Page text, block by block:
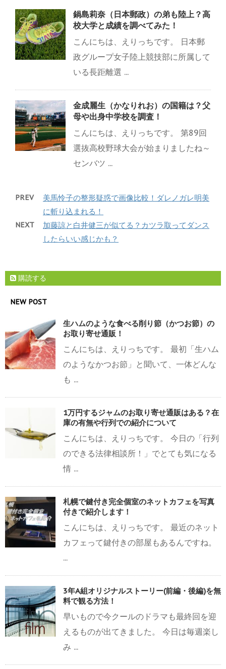
鍋島莉奈（日本郵政）の弟も陸上？高
校大学と成績を調べてみた！
こんにちは、えりっちです。 日本郵
政グループ女子陸上競技部に所属して
いる長距離選 ...
金成麗生（かなりれお）の国籍は？父
母や出身中学校を調査！
こんにちは、えりっちです。 第89回
選抜高校野球大会が始まりましたね～
センバツ ...
PREV
美馬怜子の整形疑惑で画像比較！ダレノガレ明美
に斬り込まれる！
NEXT
加藤諒と白井健三が似てる？カツラ取ってダンス
したらいい感じかも？
購読する
NEW POST
生ハムのような食べる削り節（かつお節）の
お取り寄せ通販！
こんにちは、えりっちです。 最初「生ハム
のようなかつお節」と聞いて、一体どんな
も ...
1万円するジャムのお取り寄せ通販はある？在
庫の有無や行列での紹介について
こんにちは、えりっちです。 今日の「行列
のできる法律相談所！」でとても気になる
情 ...
札幌で鍵付き完全個室のネットカフェを写真
付きで紹介します！
こんにちは、えりっちです。 最近のネット
カフェって鍵付きの部屋もあるんですね。
...
3年A組オリジナルストーリー(前編・後編)を無
料で観る方法！
早いもので今クールのドラマも最終回を迎
えるものが出てきました。 今日は毎週楽し
み ...